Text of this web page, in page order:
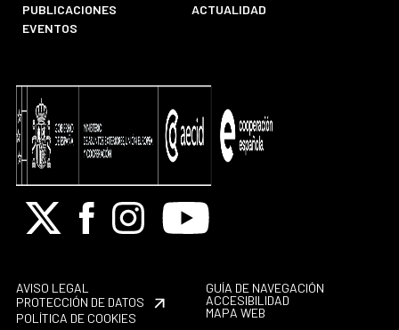
PUBLICACIONES
ACTUALIDAD
EVENTOS
X FacebookInstagramYoutube
AVISO LEGAL
PROTECCIÓN DE DATOS
POLÍTICA DE COOKIES
GUÍA DE NAVEGACIÓN
ACCESIBILIDAD
MAPA WEB